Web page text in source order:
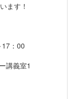
ます！
：00
講義室1